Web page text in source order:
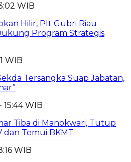
WIB
Hilir, Plt Gubri Riau
Program Strategis
WIB
Tersangka Suap Jabatan,
WIB
Tiba di Manokwari, Tutup
dan Temui BKMT
WIB